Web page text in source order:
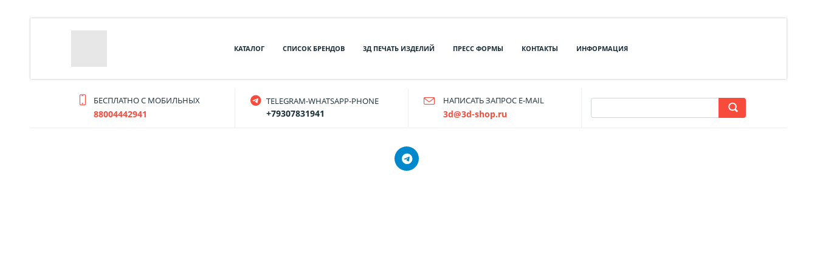
КАТАЛОГ СПИСОК БРЕНДОВ 3Д ПЕЧАТЬ ИЗДЕЛИЙ ПРЕСС ФОРМЫ КОНТАКТЫ ИНФОРМАЦИЯ
БЕСПЛАТНО С МОБИЛЬНЫХ
88004442941
TELEGRAM-WHATSAPP-PHONE
+79307831941
НАПИСАТЬ ЗАПРОС E-MAIL
3d@3d-shop.ru